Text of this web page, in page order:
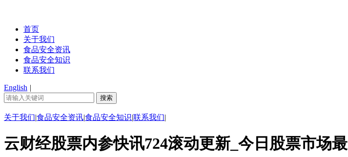
首页
关于我们
食品安全资讯
食品安全知识
联系我们
English |
关于我们|食品安全资讯|食品安全知识|联系我们|
云财经股票内参快讯724滚动更新_今日股票市场最